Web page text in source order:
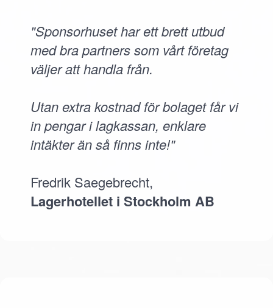
"Sponsorhuset har ett brett utbud
med bra partners som vårt företag
väljer att handla från.
Utan extra kostnad för bolaget får vi
in pengar i lagkassan, enklare
intäkter än så finns inte!"
Fredrik Saegebrecht,
Lagerhotellet i Stockholm AB